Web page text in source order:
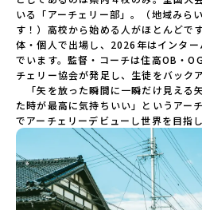
いる「アーチェリー部」。（地域みら
す！）高校から始める人がほとんどで
体・個人で出場し、2026年はインタ
でいます。監督・コーチは住高OB・
チェリー協会が発足し、生徒をバック
「矢を放った瞬間に一瞬だけ見える
た時が最高に気持ちいい」というアー
でアーチェリーデビューし世界を目指